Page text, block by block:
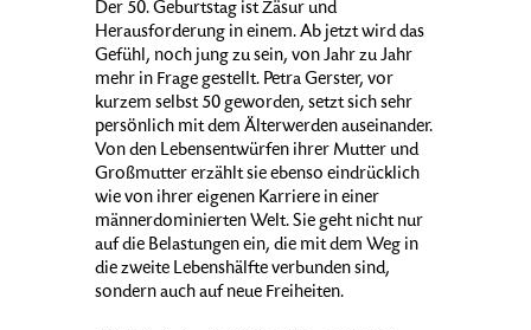
Der 50. Geburtstag ist Zäsur und
Herausforderung in einem. Ab jetzt wird das
Gefühl, noch jung zu sein, von Jahr zu Jahr
mehr in Frage gestellt. Petra Gerster, vor
kurzem selbst 50 geworden, setzt sich sehr
persönlich mit dem Älterwerden auseinander.
Von den Lebensentwürfen ihrer Mutter und
Großmutter erzählt sie ebenso eindrücklich
wie von ihrer eigenen Karriere in einer
männerdominierten Welt. Sie geht nicht nur
auf die Belastungen ein, die mit dem Weg in
die zweite Lebenshälfte verbunden sind,
sondern auch auf neue Freiheiten.